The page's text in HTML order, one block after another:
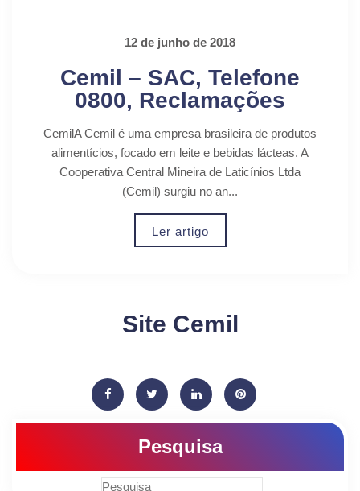
12 de junho de 2018
Cemil – SAC, Telefone
0800, Reclamações
CemilA Cemil é uma empresa brasileira de produtos
alimentícios, focado em leite e bebidas lácteas. A
Cooperativa Central Mineira de Laticínios Ltda
(Cemil) surgiu no an...
Ler artigo
Site Cemil
Pesquisa